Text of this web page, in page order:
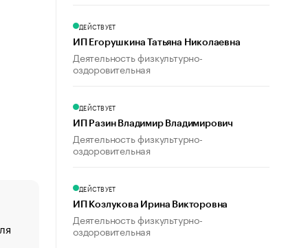
«От спорта тело стареет иначе». Как живет глава
создавшей GTA
ДЕЙСТВУЕТ
ИП Егорушкина Татьяна Николаевна
Деятельность физкультурно-
оздоровительная
ДЕЙСТВУЕТ
ИП Разин Владимир Владимирович
Деятельность физкультурно-
оздоровительная
ДЕЙСТВУЕТ
ИП Козлукова Ирина Викторовна
Деятельность физкультурно-
оздоровительная